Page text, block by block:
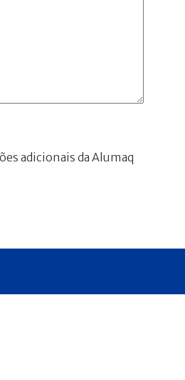
adicionais da Alumaq